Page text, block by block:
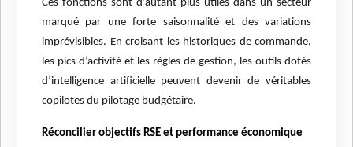
Ces fonctions sont d’autant plus utiles dans un secteur
marqué par une forte saisonnalité et des variations
imprévisibles. En croisant les historiques de commande,
les pics d’activité et les règles de gestion, les outils dotés
d’intelligence artificielle peuvent devenir de véritables
copilotes du pilotage budgétaire.
Réconcilier objectifs RSE et performance économique